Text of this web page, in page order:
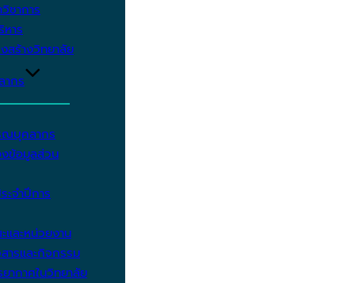
ชาการ
าร
สร้างวิทยาลัย
กร
ณบุคลากร
ข้อมูลส่วน
จำปีการ
ละหน่วยงาน
ารและกิจกรรม
ากาศในวิทยาลัย